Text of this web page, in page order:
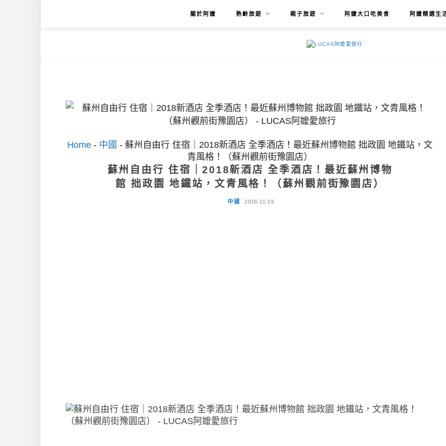
關於阿嬤 熟齡旅遊 親子旅遊 阿嬤大口吃美食 阿嬤精選生
Home - 中國 - 蘇州自由行 住宿｜2018新酒店 全季酒店！最近蘇州博物館 拙政園 地鐵站，文
青風格！（蘇州觀前街豫園店）
蘇州自由行 住宿｜2018新酒店 全季酒店！最近蘇州博物
館 拙政園 地鐵站，文青風格！（蘇州觀前街豫園店）
中國 2018-11-19